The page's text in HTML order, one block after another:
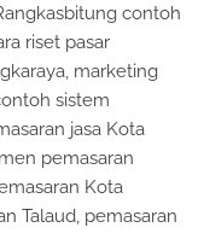
contoh
riset pasar
marketing
sistem
jasa Kota
pemasaran
Kota
Talaud, pemasaran